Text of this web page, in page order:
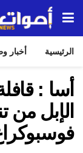
الرئيسية أخبار
أسا :
الإبل